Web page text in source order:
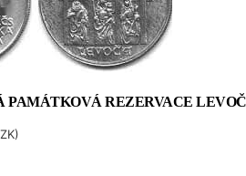
PAMÁTKOVÁ REZERVACE
)